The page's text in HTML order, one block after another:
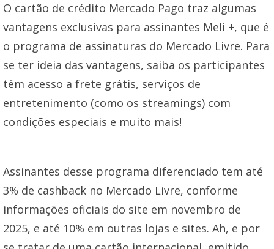
O cartão de crédito Mercado Pago traz algumas
vantagens exclusivas para assinantes Meli +, que é
o programa de assinaturas do Mercado Livre. Para
se ter ideia das vantagens, saiba os participantes
têm acesso a frete grátis, serviços de
entretenimento (como os streamings) com
condições especiais e muito mais!
Assinantes desse programa diferenciado tem até
3% de cashback no Mercado Livre, conforme
informações oficiais do site em novembro de
2025, e até 10% em outras lojas e sites. Ah, e por